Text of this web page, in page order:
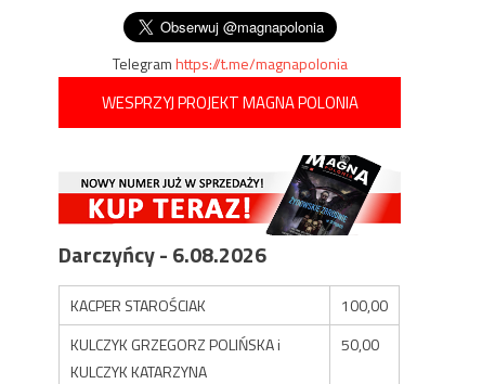
Telegramhttps://t.me/magnapolonia
WESPRZYJ PROJEKT MAGNA POLONIA
Darczyńcy - 6.08.2026
KACPER STAROŚCIAK
100,00
KULCZYK GRZEGORZ POLIŃSKA i
KULCZYK KATARZYNA
50,00